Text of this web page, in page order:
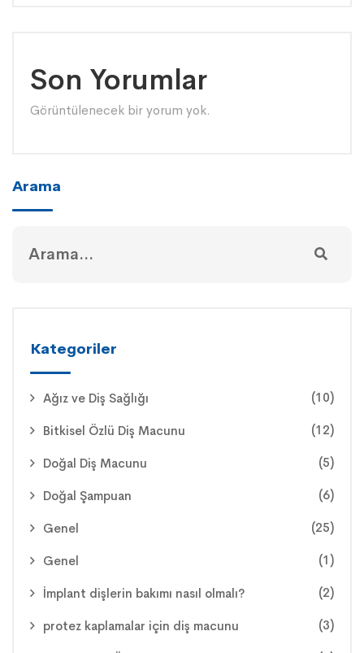
Son Yorumlar
Görüntülenecek bir yorum yok.
Arama
Kategoriler
Ağız ve Diş Sağlığı (10)
Bitkisel Özlü Diş Macunu (12)
Doğal Diş Macunu (5)
Doğal Şampuan (6)
Genel (25)
Genel (1)
İmplant dişlerin bakımı nasıl olmalı? (2)
protez kaplamalar için diş macunu (3)